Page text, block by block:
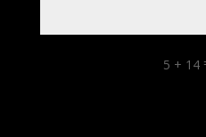
5 + 14